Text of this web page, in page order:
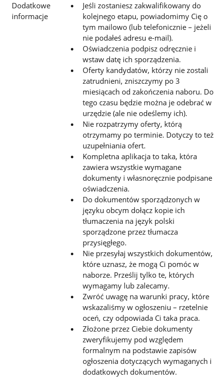
Dodatkowe
informacje
Jeśli zostaniesz zakwalifikowany do
kolejnego etapu, powiadomimy Cię o
tym mailowo (lub telefonicznie – jeżeli
nie podałeś adresu e-mail).
Oświadczenia podpisz odręcznie i
wstaw datę ich sporządzenia.
Oferty kandydatów, którzy nie zostali
zatrudnieni, zniszczymy po 3
miesiącach od zakończenia naboru. Do
tego czasu będzie można je odebrać w
urzędzie (ale nie odeślemy ich).
Nie rozpatrzymy oferty, którą
otrzymamy po terminie. Dotyczy to też
uzupełniania ofert.
Kompletna aplikacja to taka, która
zawiera wszystkie wymagane
dokumenty i własnoręcznie podpisane
oświadczenia.
Do dokumentów sporządzonych w
języku obcym dołącz kopie ich
tłumaczenia na język polski
sporządzone przez tłumacza
przysięgłego.
Nie przesyłaj wszystkich dokumentów,
które uznasz, że mogą Ci pomóc w
naborze. Prześlij tylko te, których
wymagamy lub zalecamy.
Zwróć uwagę na warunki pracy, które
wskazaliśmy w ogłoszeniu – rzetelnie
oceń, czy odpowiada Ci taka praca.
Złożone przez Ciebie dokumenty
zweryfikujemy pod względem
formalnym na podstawie zapisów
ogłoszenia dotyczących wymaganych i
dodatkowych dokumentów.